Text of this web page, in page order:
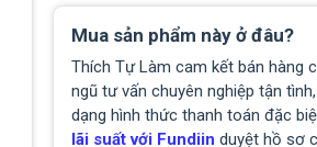
Mua sản phẩm này ở đâu?
Thích Tự Làm cam kết bán hàng
ngũ tư vấn chuyên nghiệp tận
dạng hình thức thanh toán đặc
lãi suất với Fundiin duyệt hồ sơ